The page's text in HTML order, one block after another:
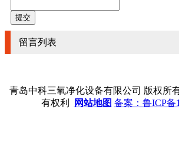
留言列表
青岛中科三氧净化设备有限公司 版权所
有权利
网站地图 备案：鲁ICP备